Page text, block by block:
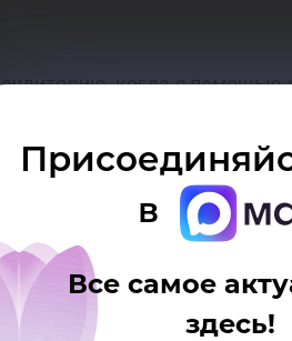
в
Все самое
здесь!
когда с помощью
дно бутылки.
демонстрирует, как
на примере
поля.